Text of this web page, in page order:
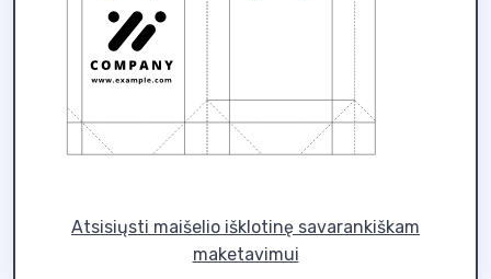
Atsisiųsti maišelio išklotinę savarankiškam
maketavimui